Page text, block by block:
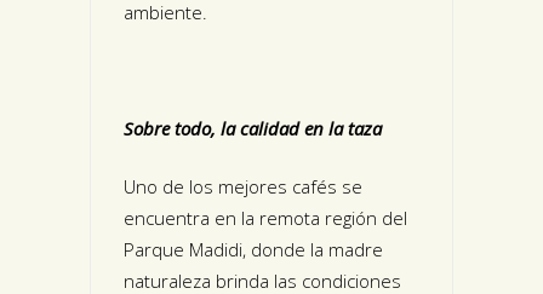
ambiente.
Sobre todo, la calidad en la taza
Uno de los mejores cafés se
encuentra en la remota región del
Parque Madidi, donde la madre
naturaleza brinda las condiciones